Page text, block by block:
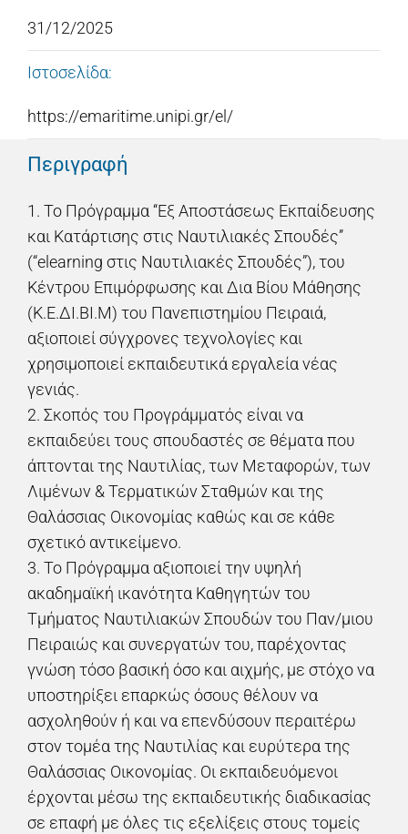
31/12/2025
Ιστοσελίδα:
https://emaritime.unipi.gr/el/
Περιγραφή
1. Το Πρόγραμμα ‘‘Εξ Αποστάσεως Εκπαίδευσης
και Κατάρτισης στις Ναυτιλιακές Σπουδές’’
(“elearning στις Ναυτιλιακές Σπουδές”), του
Κέντρου Επιμόρφωσης και Δια Βίου Μάθησης
(Κ.Ε.ΔΙ.ΒΙ.Μ) του Πανεπιστημίου Πειραιά,
αξιοποιεί σύγχρονες τεχνολογίες και
χρησιμοποιεί εκπαιδευτικά εργαλεία νέας
γενιάς.
2. Σκοπός του Προγράμματός είναι να
εκπαιδεύει τους σπουδαστές σε θέματα που
άπτονται της Ναυτιλίας, των Μεταφορών, των
Λιμένων & Τερματικών Σταθμών και της
Θαλάσσιας Οικονομίας καθώς και σε κάθε
σχετικό αντικείμενο.
3. Το Πρόγραμμα αξιοποιεί την υψηλή
ακαδημαϊκή ικανότητα Καθηγητών του
Τμήματος Ναυτιλιακών Σπουδών του Παν/μιου
Πειραιώς και συνεργατών του, παρέχοντας
γνώση τόσο βασική όσο και αιχμής, με στόχο να
υποστηρίξει επαρκώς όσους θέλουν να
ασχοληθούν ή και να επενδύσουν περαιτέρω
στον τομέα της Ναυτιλίας και ευρύτερα της
Θαλάσσιας Οικονομίας. Οι εκπαιδευόμενοι
έρχονται μέσω της εκπαιδευτικής διαδικασίας
σε επαφή με όλες τις εξελίξεις στους τομείς